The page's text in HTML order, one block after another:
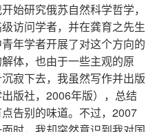
始研究俄苏自然科学哲学，
访问学者，并在龚育之先生
年学者开展了对这个方向的
体，也由于一些主观的原
寂下去，我虽然写作并出版
版社，2006年版），总结
告别的味道。不过，2007